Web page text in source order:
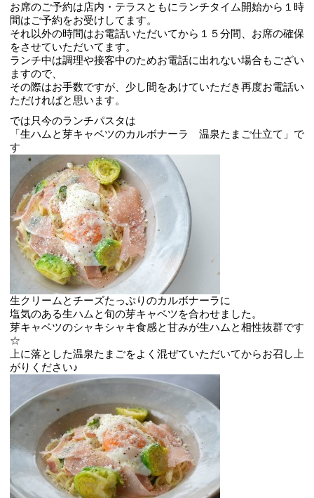
お席のご予約は店内・テラスともにランチタイム開始から１時
間はご予約をお受けしてます。
それ以外の時間はお電話いただいてから１５分間、お席の確保
をさせていただいてます。
ランチ中は調理や接客中のためお電話に出れない場合もござい
ますので、
その際はお手数ですが、少し間をあけていただき再度お電話い
ただければと思います。
では只今のランチパスタは
「生ハムと芽キャベツのカルボナーラ 温泉たまご仕立て」で
す
生クリームとチーズたっぷりのカルボナーラに
塩気のある生ハムと旬の芽キャベツを合わせました。
芽キャベツのシャキシャキ食感と甘みが生ハムと相性抜群です
☆
上に落とした温泉たまごをよく混ぜていただいてからお召し上
がりください♪